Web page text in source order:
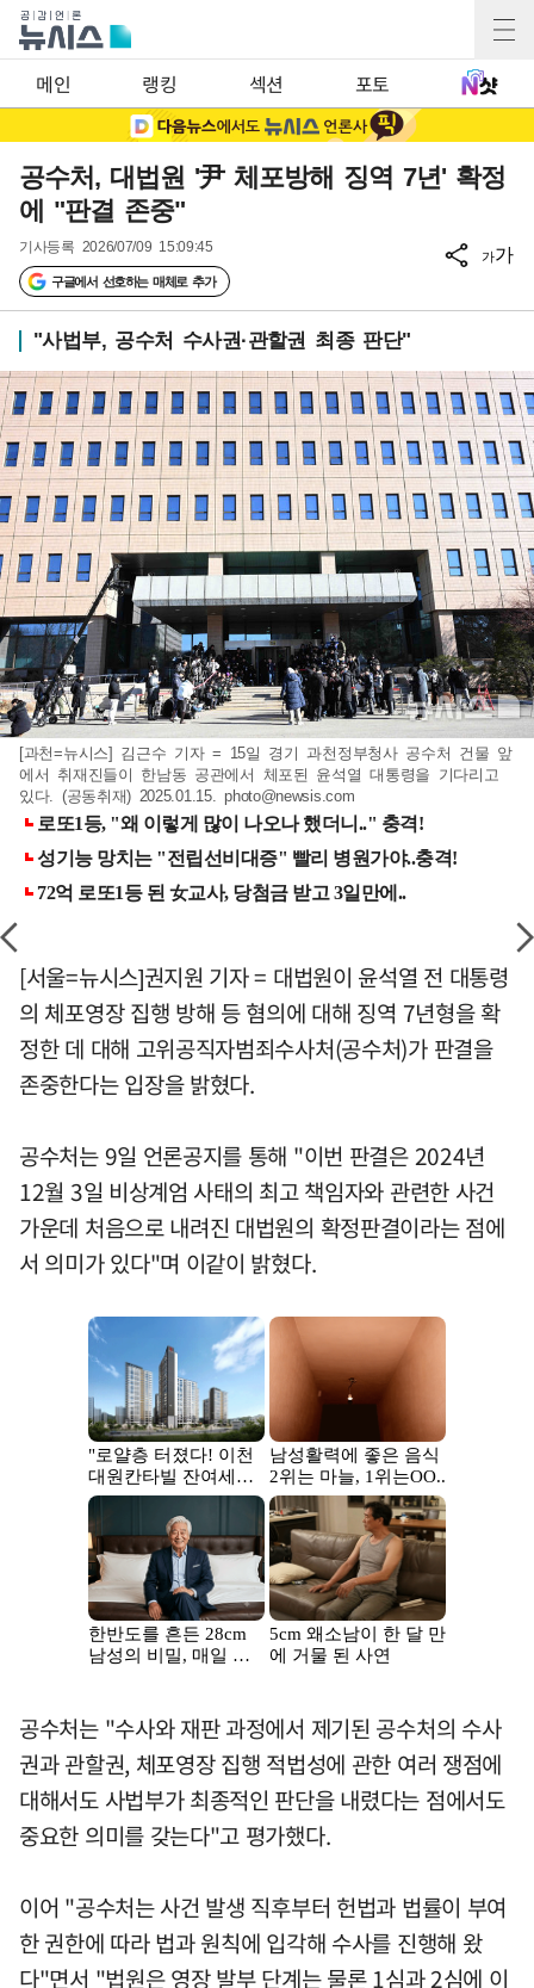
메인 랭킹 섹션 포토
공수처, 대법원 '尹 체포방해 징역 7년' 확정
에 "판결 존중"
기사등록 2026/07/09 15:09:45
구글에서 선호하는 매체로 추가
가가
"사법부, 공수처 수사권·관할권 최종 판단"
[과천=뉴시스] 김근수 기자 = 15일 경기 과천정부청사 공수처 건물 앞
에서 취재진들이 한남동 공관에서 체포된 윤석열 대통령을 기다리고
있다. (공동취재) 2025.01.15.photo@newsis.com
[서울=뉴시스]권지원 기자 = 대법원이 윤석열 전 대통령
의 체포영장 집행 방해 등 혐의에 대해 징역 7년형을 확
정한 데 대해 고위공직자범죄수사처(공수처)가 판결을
존중한다는 입장을 밝혔다.
공수처는 9일 언론공지를 통해 "이번 판결은 2024년
12월 3일 비상계엄 사태의 최고 책임자와 관련한 사건
가운데 처음으로 내려진 대법원의 확정판결이라는 점에
서 의미가 있다"며 이같이 밝혔다.
공수처는 "수사와 재판 과정에서 제기된 공수처의 수사
권과 관할권, 체포영장 집행 적법성에 관한 여러 쟁점에
대해서도 사법부가 최종적인 판단을 내렸다는 점에서도
중요한 의미를 갖는다"고 평가했다.
이어 "공수처는 사건 발생 직후부터 헌법과 법률이 부여
한 권한에 따라 법과 원칙에 입각해 수사를 진행해 왔
다"면서 "법원은 영장 발부 단계는 물론 1심과 2심에 이